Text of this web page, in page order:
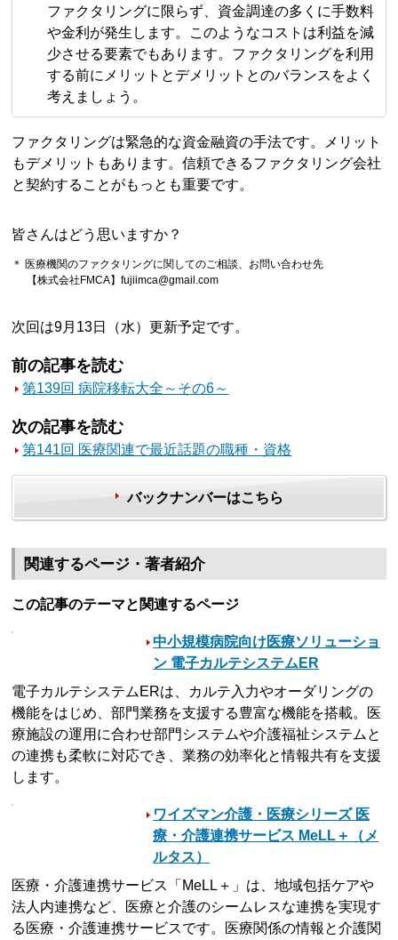
ファクタリングに限らず、資金調達の多くに手数料
や金利が発生します。このようなコストは利益を減
少させる要素でもあります。ファクタリングを利用
する前にメリットとデメリットとのバランスをよく
考えましょう。
ファクタリングは緊急的な資金融資の手法です。メリット
もデメリットもあります。信頼できるファクタリング会社
と契約することがもっとも重要です。
皆さんはどう思いますか？
＊ 医療機関のファクタリングに関してのご相談、お問い合わせ先
【株式会社FMCA】fujiimca@gmail.com
次回は9月13日（水）更新予定です。
前の記事を読む
第139回 病院移転大全～その6～
次の記事を読む
第141回 医療関連で最近話題の職種・資格
バックナンバーはこちら
関連するページ・著者紹介
この記事のテーマと関連するページ
中小規模病院向け医療ソリューショ
ン 電子カルテシステムER
電子カルテシステムERは、カルテ入力やオーダリングの
機能をはじめ、部門業務を支援する豊富な機能を搭載。医
療施設の運用に合わせ部門システムや介護福祉システムと
の連携も柔軟に対応でき、業務の効率化と情報共有を支援
します。
ワイズマン介護・医療シリーズ 医
療・介護連携サービス MeLL＋（メ
ルタス）
医療・介護連携サービス「MeLL＋」は、地域包括ケアや
法人内連携など、医療と介護のシームレスな連携を実現す
る医療・介護連携サービスです。医療関係の情報と介護関